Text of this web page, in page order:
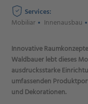
Services:
Mobiliar
Innenausbau
Innovative
Waldbauer lebt dieses
ausdrucksstarke
umfassenden
und Dekorationen.